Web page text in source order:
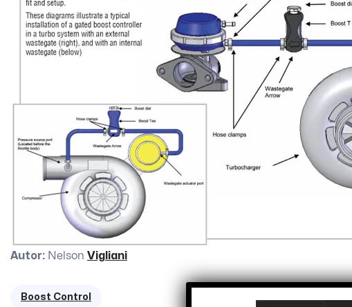
Autor: Nelson Vigliani
Boost Control